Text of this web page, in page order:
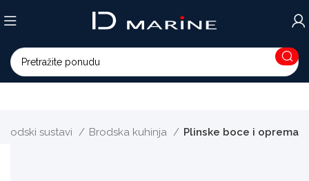
Brodski sustavi Brodska kuhinja Plinske boce i oprema